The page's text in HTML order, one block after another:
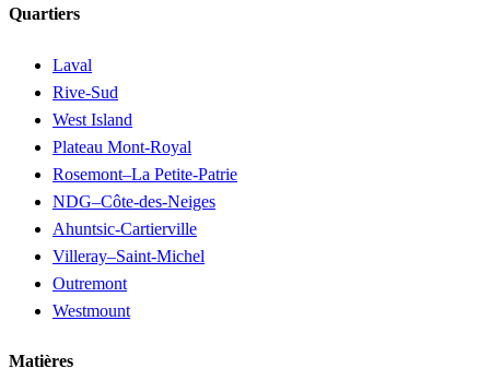
Quartiers
Laval
Rive-Sud
West Island
Plateau Mont-Royal
Rosemont–La Petite-Patrie
NDG–Côte-des-Neiges
Ahuntsic-Cartierville
Villeray–Saint-Michel
Outremont
Westmount
Matières